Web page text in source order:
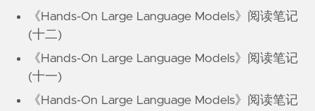
《Hands-On Large Language Models》阅读笔记
(十二)
《Hands-On Large Language Models》阅读笔记
(十一)
《Hands-On Large Language Models》阅读笔记